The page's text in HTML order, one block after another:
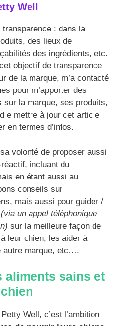
Well
: dans la
des lieux de
des ingrédients, etc.
objectif de transparence
de la marque, m’a contacté
pour m’apporter des
sur la marque, ses produits,
e mettre à jour cet article
en termes d’infos.
volonté de proposer aussi
incluant du
en étant aussi au
conseils sur
mais aussi pour guider /
(via un appel téléphonique
sur la meilleure façon de
leur chien, les aider à
autre marque, etc….
aliments sains et
Well, c’est l’ambition